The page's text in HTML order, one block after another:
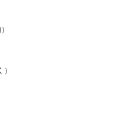
納期より遅れる場合がございま
認められておりません。
うお願い申し上げます。